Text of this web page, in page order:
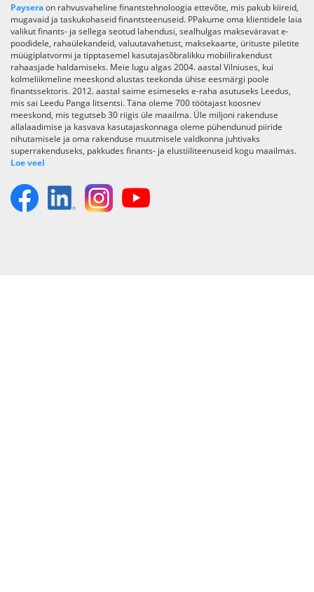
Payseraon rahvusvaheline finantstehnoloogia ettevõte, mis pakub kiireid,
mugavaid ja taskukohaseid finantsteenuseid. PPakume oma klientidele laia
valikut finants- ja sellega seotud lahendusi, sealhulgas makseväravat e-
poodidele, rahaülekandeid, valuutavahetust, maksekaarte, ürituste piletite
müügiplatvormi ja tipptasemel kasutajasõbralikku mobiilirakendust
rahaasjade haldamiseks. Meie lugu algas 2004. aastal Vilniuses, kui
kolmeliikmeline meeskond alustas teekonda ühise eesmärgi poole
finantssektoris. 2012. aastal saime esimeseks e-raha asutuseks Leedus,
mis sai Leedu Panga litsentsi. Täna oleme 700 töötajast koosnev
meeskond, mis tegutseb 30 riigis üle maailma. Üle miljoni rakenduse
allalaadimise ja kasvava kasutajaskonnaga oleme pühendunud piiride
nihutamisele ja oma rakenduse muutmisele valdkonna juhtivaks
superrakenduseks, pakkudes finants- ja elustiiliteenuseid kogu maailmas.
Loe veel